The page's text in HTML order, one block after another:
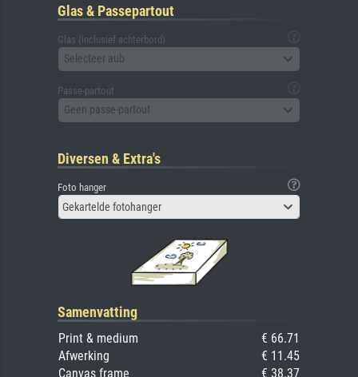
Glas & Passepartout
Glas (inclusief achterbord)
Selecteer aub
Passe-partout
Geen passe-partout
Diversen & Extra's
Foto hanger
Gekartelde fotohanger
Samenvatting
Print & medium
€ 66.71
Afwerking
€ 11.45
Canvas frame
€ 38.37